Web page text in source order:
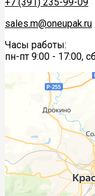
sales.m@oneupak.ru
Часы работы:
пн-пт 9:00 - 17:00,